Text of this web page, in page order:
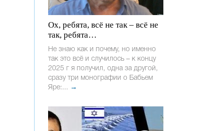
Ох, ребята, всё не так – всё не
так, ребята…
Не знаю как и почему, но именно
так это всё и случилось – к концу
2025 г я получил, одна за другой,
сразу три монографии о Бабьем
Яре:... →